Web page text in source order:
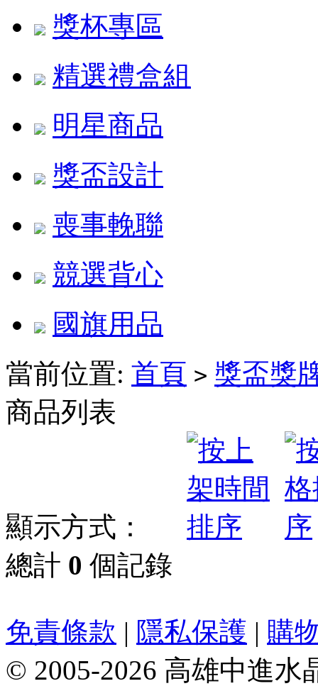
獎杯專區
精選禮盒組
明星商品
獎盃設計
喪事輓聯
競選背心
國旗用品
當前位置: 首頁 > 獎盃獎
商品列表
顯示方式：
總計 0 個記錄
免責條款 | 隱私保護 | 購
© 2005-2026 高雄中進水